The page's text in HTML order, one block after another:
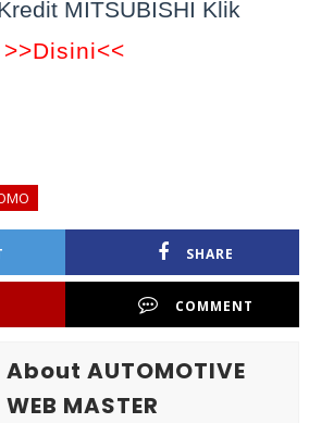
MITSUBISHI Klik
>>Disini<<
SHARE
COMMENT
About AUTOMOTIVE
WEB MASTER